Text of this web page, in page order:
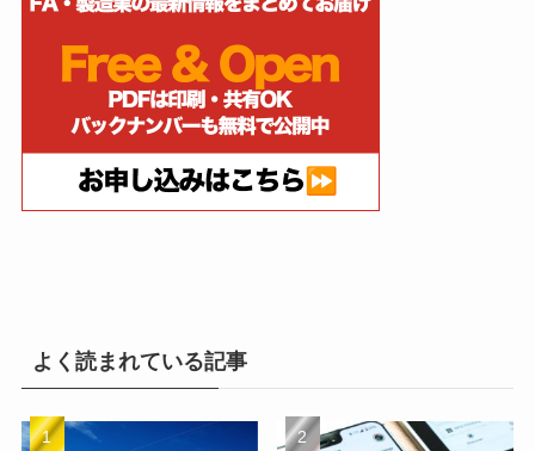
よく読まれている記事